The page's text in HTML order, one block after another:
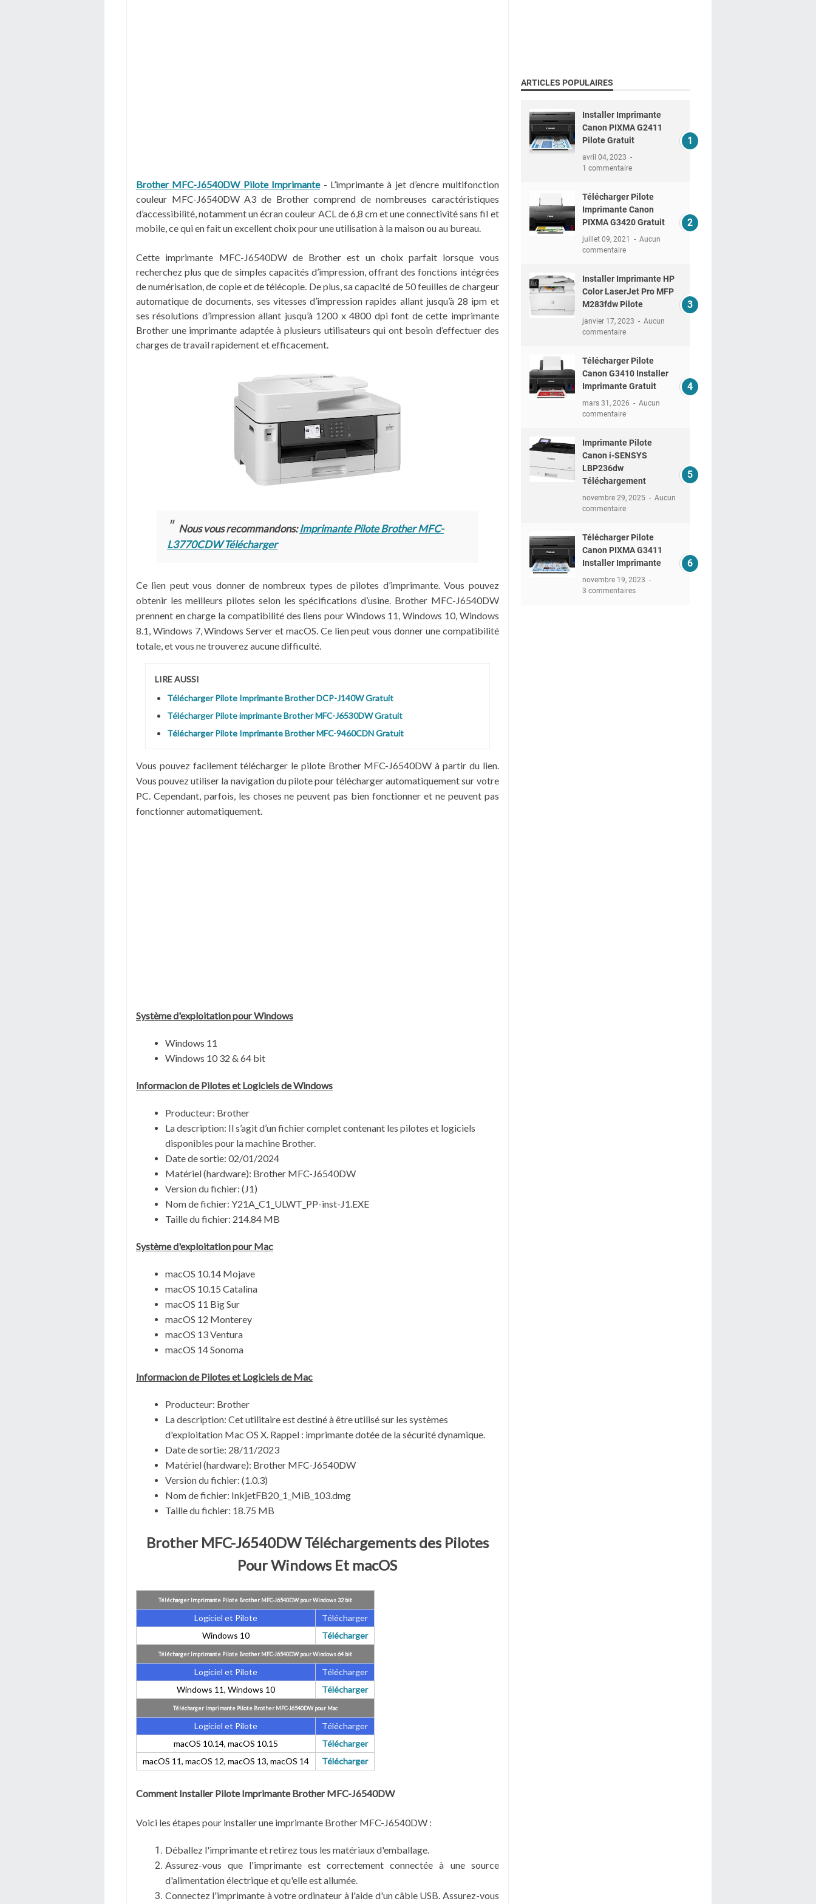
Brother MFC-J6540DW Pilote Imprimante- L’imprimante à jet d’encre multifonction
couleur MFC-J6540DW A3 de Brother comprend de nombreuses caractéristiques
d’accessibilité, notamment un écran couleur ACL de 6,8 cm et une connectivité sans fil et
mobile, ce qui en fait un excellent choix pour une utilisation à la maison ou au bureau.
Cette imprimante MFC-J6540DW de Brother est un choix parfait lorsque vous
recherchez plus que de simples capacités d’impression, offrant des fonctions intégrées
de numérisation, de copie et de télécopie. De plus, sa capacité de 50 feuilles de chargeur
automatique de documents, ses vitesses d’impression rapides allant jusqu’à 28 ipm et
ses résolutions d’impression allant jusqu’à 1200 x 4800 dpi font de cette imprimante
Brother une imprimante adaptée à plusieurs utilisateurs qui ont besoin d’effectuer des
charges de travail rapidement et efficacement.
Nous vous recommandons:Imprimante Pilote Brother MFC-
L3770CDW Télécharger
Ce lien peut vous donner de nombreux types de pilotes d’imprimante. Vous pouvez
obtenir les meilleurs pilotes selon les spécifications d’usine. Brother MFC-J6540DW
prennent en charge la compatibilité des liens pour Windows 11, Windows 10, Windows
8.1, Windows 7, Windows Server et macOS. Ce lien peut vous donner une compatibilité
totale, et vous ne trouverez aucune difficulté.
LIRE AUSSI
Télécharger Pilote Imprimante Brother DCP-J140W Gratuit
Télécharger Pilote imprimante Brother MFC-J6530DW Gratuit
Télécharger Pilote Imprimante Brother MFC-9460CDN Gratuit
Vous pouvez facilement télécharger le pilote Brother MFC-J6540DW à partir du lien.
Vous pouvez utiliser la navigation du pilote pour télécharger automatiquement sur votre
PC. Cependant, parfois, les choses ne peuvent pas bien fonctionner et ne peuvent pas
fonctionner automatiquement.
Systèmed'exploitation pour Windows
Windows 11
Windows 10 32 & 64 bit
Informacion de Pilotes et Logiciels de Windows
Producteur: Brother
La description: Il s’agit d’un fichier complet contenant les pilotes et logiciels
disponibles pour la machine Brother.
Date de sortie: 02/01/2024
Matériel (hardware): Brother MFC-J6540DW
Version du fichier: (J1)
Nom de fichier: Y21A_C1_ULWT_PP-inst-J1.EXE
Taille du fichier: 214.84 MB
Systèmed'exploitation pourMac
macOS 10.14 Mojave
macOS 10.15 Catalina
macOS 11 Big Sur
macOS 12 Monterey
macOS 13 Ventura
macOS 14 Sonoma
Informacion de Pilotes et Logiciels deMac
Producteur: Brother
La description: Cet utilitaire est destiné à être utilisé sur les systèmes
d'exploitation Mac OS X. Rappel : imprimante dotée de la sécurité dynamique.
Date de sortie: 28/11/2023
Matériel (hardware): Brother MFC-J6540DW
Version du fichier: (1.0.3)
Nom de fichier: InkjetFB20_1_MiB_103.dmg
Taille du fichier: 18.75 MB
Brother MFC-J6540DW Téléchargements des Pilotes
Pour Windows Et macOS
Télécharger Imprimante Pilote Brother MFC-J6540DW pour Windows 32 bit
Logiciel et Pilote
Télécharger
Windows 10
Télécharger
Télécharger Imprimante Pilote Brother MFC-J6540DW pour Windows 64 bit
Logiciel et Pilote
Télécharger
Windows 11, Windows 10
Télécharger
Télécharger Imprimante Pilote Brother MFC-J6540DW pour Mac
Logiciel et Pilote
Télécharger
macOS 10.14, macOS 10.15
Télécharger
macOS 11, macOS 12, macOS 13, macOS 14
Télécharger
Comment Installer Pilote Imprimante Brother MFC-J6540DW
Voici les étapes pour installer une imprimante Brother MFC-J6540DW :
Déballez l'imprimante et retirez tous les matériaux d'emballage.
Assurez-vous que l'imprimante est correctement connectée à une source
d'alimentation électrique et qu'elle est allumée.
Connectez l'imprimante à votre ordinateur à l'aide d'un câble USB. Assurez-vous
ARTICLES POPULAIRES
Installer Imprimante
Canon PIXMA G2411
Pilote Gratuit
avril 04, 2023
1 commentaire
Télécharger Pilote
Imprimante Canon
PIXMA G3420 Gratuit
juillet 09, 2021
Aucun
commentaire
Installer Imprimante HP
Color LaserJet Pro MFP
M283fdw Pilote
janvier 17, 2023
Aucun
commentaire
Télécharger Pilote
Canon G3410 Installer
Imprimante Gratuit
mars 31, 2026
Aucun
commentaire
Imprimante Pilote
Canon i-SENSYS
LBP236dw
Téléchargement
novembre 29, 2025
Aucun
commentaire
Télécharger Pilote
Canon PIXMA G3411
Installer Imprimante
novembre 19, 2023
3 commentaires